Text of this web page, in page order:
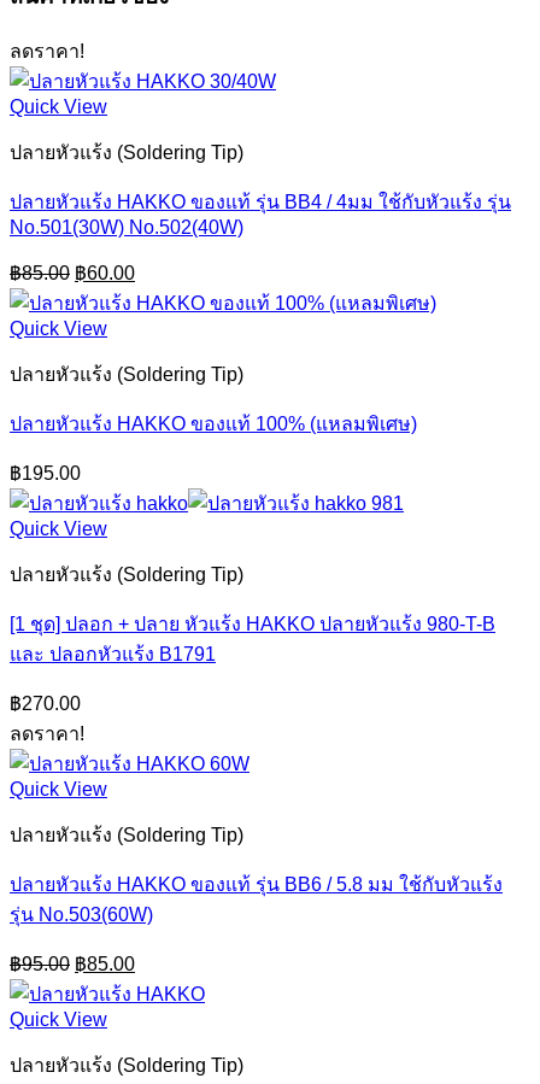
ลดราคา!
Quick View
ปลายหัวแร้ง (Soldering Tip)
ปลายหัวแร้ง HAKKO ของแท้ รุ่น BB4 / 4มม ใช้กับหัวแร้ง รุ่น
No.501(30W) No.502(40W)
฿85.00 Original
price
was:
฿85.00.
฿60.00Current
price
is:
Quick View
ปลายหัวแร้ง (Soldering Tip)
ปลายหัวแร้ง HAKKO ของแท้ 100% (แหลมพิเศษ)
฿195.00
Quick View
ปลายหัวแร้ง (Soldering Tip)
[1 ชุด] ปลอก + ปลาย หัวแร้ง HAKKO ปลายหัวแร้ง 980-T-B
และ ปลอกหัวแร้ง B1791
฿270.00
ลดราคา!
Quick View
ปลายหัวแร้ง (Soldering Tip)
ปลายหัวแร้ง HAKKO ของแท้ รุ่น BB6 / 5.8 มม ใช้กับหัวแร้ง
รุ่น No.503(60W)
฿95.00 Original
price
was:
฿95.00.
฿85.00Current
price
is:
Quick View
ปลายหัวแร้ง (Soldering Tip)